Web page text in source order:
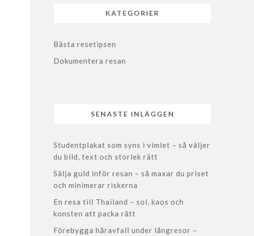
KATEGORIER
Bästa resetipsen
Dokumentera resan
SENASTE INLÄGGEN
Studentplakat som syns i vimlet – så väljer
du bild, text och storlek rätt
Sälja guld inför resan – så maxar du priset
och minimerar riskerna
En resa till Thailand – sol, kaos och
konsten att packa rätt
Förebygga håravfall under långresor –